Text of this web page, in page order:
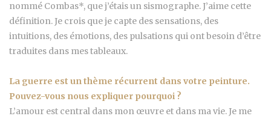
nommé Combas*, que j’étais un sismographe. J’aime cette
définition. Je crois que je capte des sensations, des
intuitions, des émotions, des pulsations qui ont besoin d’être
traduites dans mes tableaux.
La guerre est un thème récurrent dans votre peinture.
Pouvez-vous nous expliquer pourquoi ?
L’amour est central dans mon œuvre et dans ma vie. Je me